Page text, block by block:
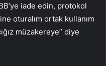
iade edin, protokol
oturalım ortak kullanım
müzakereye” diye